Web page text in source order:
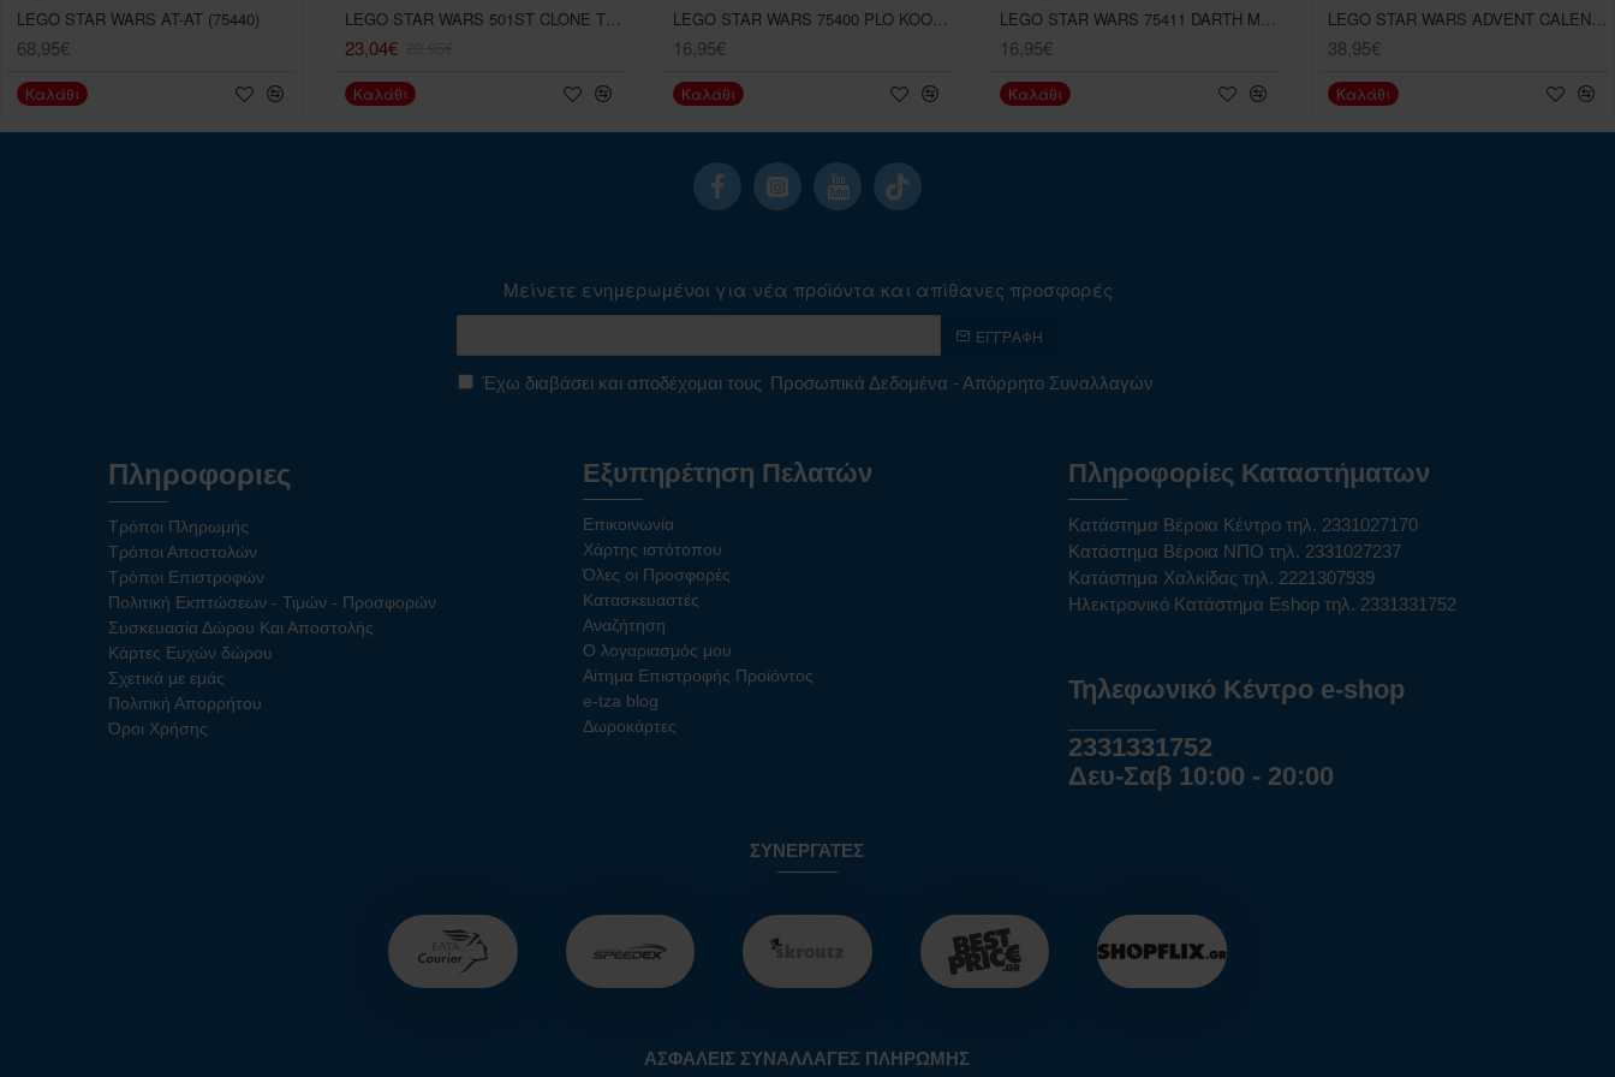
LEGO STAR WARS AT-AT (75440)
68,95€
Καλάθι
LEGO STAR WARS 501ST CLONE TROOPERS ΣΕΤ ΜΑΧΗΣ
23,04€
Καλάθι
LEGO STAR WARS 75400 PLO KOONS JEDI STARFIGHTER - MICROFIGHTER
16,95€
Καλάθι
16,95€
Καλάθι
38,95€
Καλάθι
Μείνετε ενημερωμένοι για νέα προϊόντα και απίθανες προσφορές
ΕΓΓΡΑΦΉ
Έχω διαβάσει και αποδέχομαι τους Προσωπικά Δεδομένα - Απόρρητο Συναλλαγών
Πληροφοριες
Τρόποι Πληρωμής
Τρόποι Αποστολών
Τρόποι Επιστροφών
Πολιτική Εκπτώσεων - Τιμών - Προσφορών
Συσκευασία Δώρου Και Αποστολής
Κάρτες Ευχών δώρου
Σχετικά με εμάς
Πολιτική Απορρήτου
Όροι Χρήσης
Εξυπηρέτηση Πελατών
Επικοινωνία
Χάρτης ιστότοπου
Όλες οι Προσφορές
Κατασκευαστές
Αναζήτηση
Ο λογαριασμός μου
Αίτημα Επιστροφής Προϊόντος
e-tza blog
Δωροκάρτες
Πληροφορίες Καταστήματων
Κατάστημα Βέροια Κέντρο τηλ. 2331027170
Κατάστημα Βέροια ΝΠΟ τηλ. 2331027237
Κατάστημα Χαλκίδας τηλ. 2221307939
Ηλεκτρονικό Κατάστημα Eshop τηλ. 2331331752
Τηλεφωνικό Κέντρο e-shop
2331331752
Δευ-Σαβ 10:00 - 20:00
ΣΥΝΕΡΓΆΤΕΣ
ΑΣΦΑΛΕΊΣ ΣΥΝΑΛΛΑΓΈΣ ΠΛΗΡΩΜΉΣ